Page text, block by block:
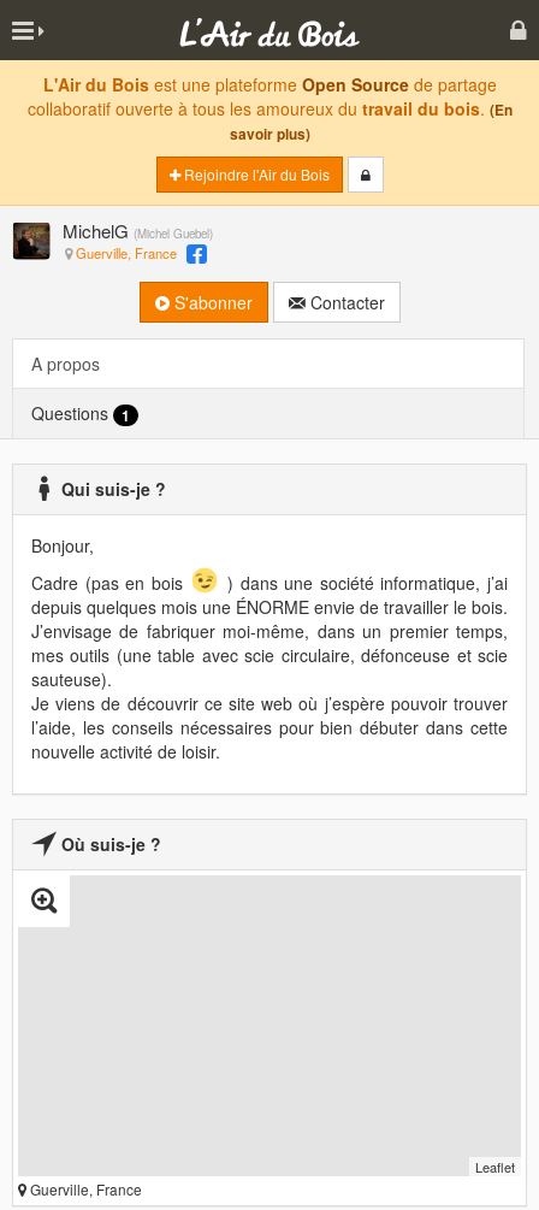
L'Air du Boisest une plateforme Open Sourcede partage
collaboratif ouverte à tous les amoureux du travail du bois. (En
savoir plus)
Rejoindre l'Air du Bois
MichelG (Michel Guebel)
Guerville, France
S'abonner Contacter
A propos
Questions 1
Qui suis-je ?
Bonjour,
Cadre (pas en bois
) dans une société informatique, j’ai
depuis quelques mois une ÉNORME envie de travailler le bois.
J’envisage de fabriquer moi-même, dans un premier temps,
mes outils (une table avec scie circulaire, défonceuse et scie
sauteuse).
Je viens de découvrir ce site web où j’espère pouvoir trouver
l’aide, les conseils nécessaires pour bien débuter dans cette
nouvelle activité de loisir.
Où suis-je ?
Leaflet
Guerville, France